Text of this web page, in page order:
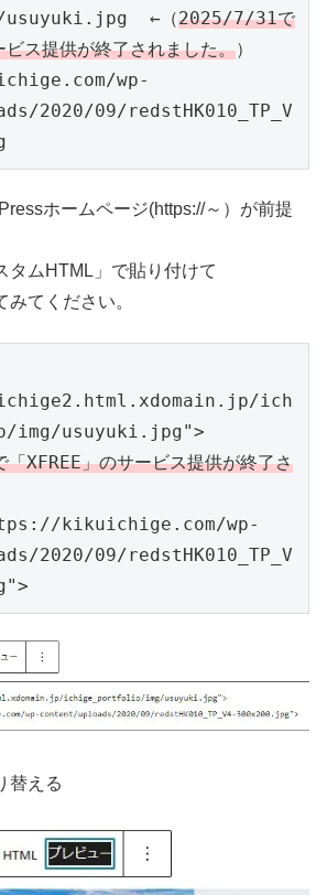
←（2025/7/31で
ビス提供が終了されました。）
wp-
2020/09/redstHK010_TP_V
ホームページ(https://～）が前提
タムHTML」で貼り付けて
てください。
ich
img/usuyuki.jpg">
XFREE」のサービス提供が終了さ
kikuichige.com/wp-
2020/09/redstHK010_TP_V
替える